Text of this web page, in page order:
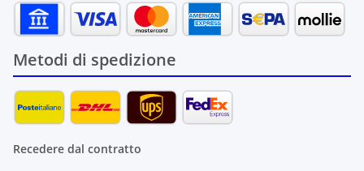
Metodi di spedizione
Recedere dal contratto